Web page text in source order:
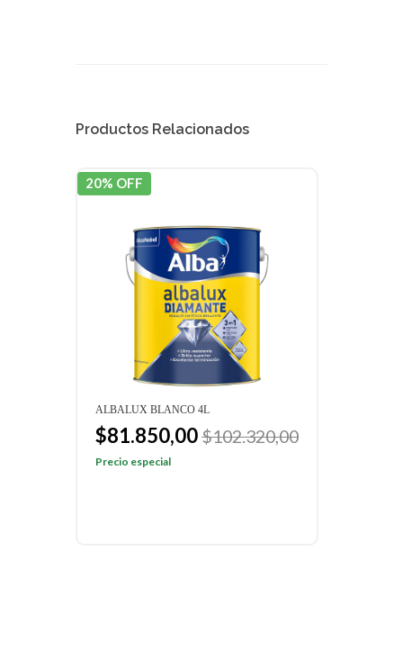
Productos Relacionados
20% OFF
ALBALUX BLANCO 4L
$81.850,00$102.320,00
Precio especial